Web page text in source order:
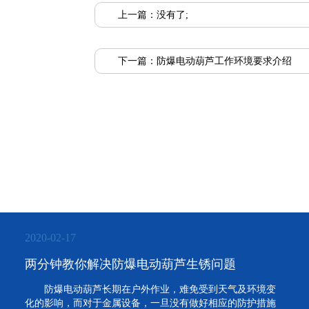
上一篇：没有了;
下一篇： 防爆电动葫芦工作环境要求介绍
2020-02-17
两分钟教你解决防爆电动葫芦生锈问题
防爆电动葫芦长期在户外作业，难免受到天气及环境变
化的影响，而对于金属设备，一旦没有做好相应的防护措施